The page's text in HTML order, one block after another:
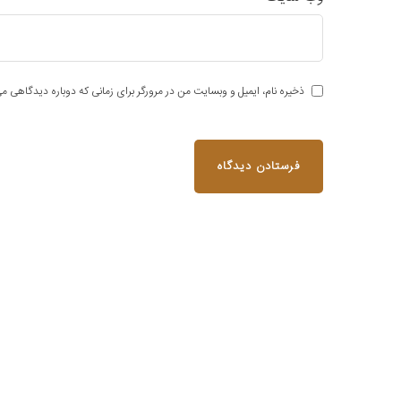
ذخیره نام، ایمیل و وبسایت من در مرورگر برای زمانی که دوباره دیدگاهی